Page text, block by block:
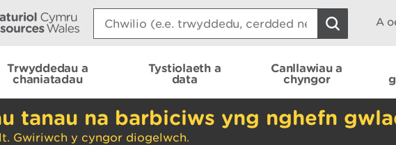
Search:
A
Trwyddedau a
chaniatadau
Tystiolaeth a
data
Canllawiau a
chyngor
tanau na barbiciws yng nghefn
Gwiriwch y cyngor diogelwch.